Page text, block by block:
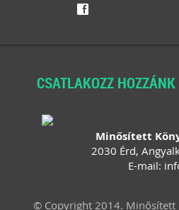
f
CSATLAKOZZ
Minősített
2030 Érd,
E-mail:
© Copyright 2014. Minősített